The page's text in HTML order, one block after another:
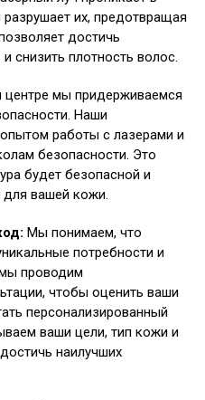
их, предотвращая
достичь
снизить плотность волос.
мы придерживаемся
Наши
работы с лазерами и
безопасности. Это
будет безопасной и
для вашей кожи.
Мы понимаем, что
потребности и
проводим
чтобы оценить ваши
персонализированный
ваши цели, тип кожи и
наилучших